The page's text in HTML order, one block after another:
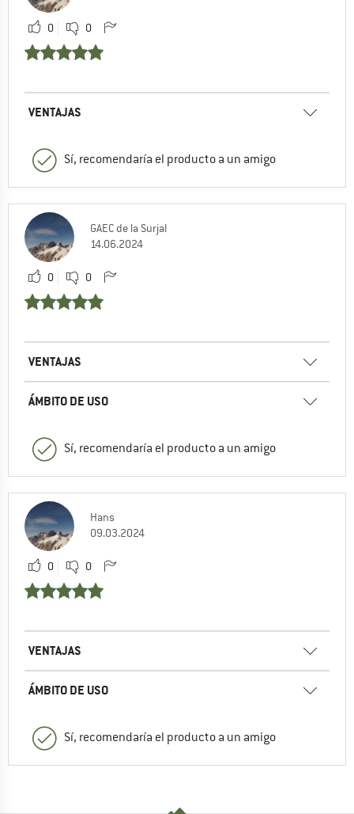
0 0
VENTAJAS
Sí, recomendaría el producto a un amigo
GAEC de la Surjal
14.06.2024
0 0
VENTAJAS
ÁMBITO DE USO
Sí, recomendaría el producto a un amigo
Hans
09.03.2024
0 0
VENTAJAS
ÁMBITO DE USO
Sí, recomendaría el producto a un amigo